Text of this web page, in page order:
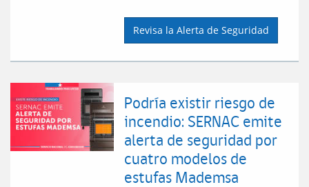
Revisa la Alerta de Seguridad
Podría existir riesgo de
incendio: SERNAC emite
alerta de seguridad por
cuatro modelos de
estufas Mademsa